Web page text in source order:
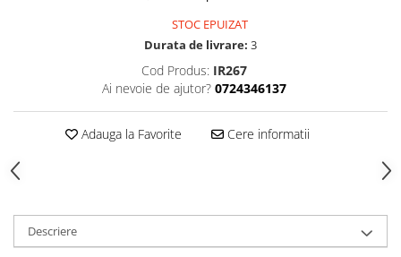
STOC EPUIZAT
Durata de livrare: 3
Cod Produs: IR267
Ai nevoie de ajutor? 0724346137
Adauga la Favorite Cere informatii
Descriere